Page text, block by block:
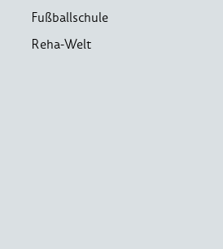
Fußballschule
Reha-Welt